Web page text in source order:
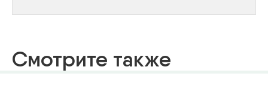
Смотрите также